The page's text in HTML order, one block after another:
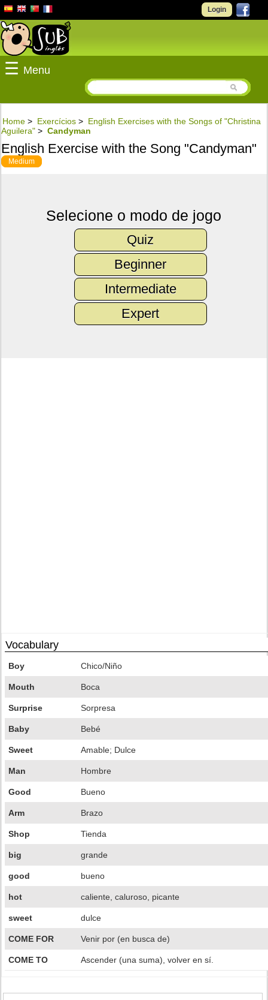
Login
☰ Menu
Home > Exercícios > English Exercises with the Songs of "Christina
Aguilera" > Candyman
English Exercise with the Song "Candyman"
Medium
Selecione o modo de jogo
Quiz
Beginner
Intermediate
Expert
Vocabulary
Boy Chico/Niño
Mouth Boca
Surprise Sorpresa
Baby Bebé
Sweet Amable; Dulce
Man Hombre
Good Bueno
Arm Brazo
Shop Tienda
big grande
good bueno
hot caliente, caluroso, picante
sweet dulce
COME FOR Venir por (en busca de)
COME TO Ascender (una suma), volver en sí.